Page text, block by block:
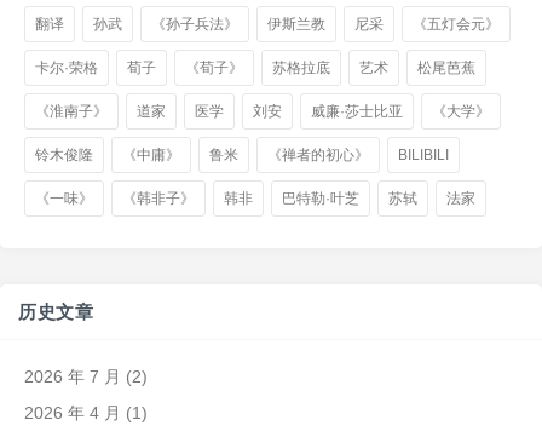
翻译 孙武 《孙子兵法》 伊斯兰教 尼采 《五灯会元》
卡尔·荣格 荀子 《荀子》 苏格拉底 艺术 松尾芭蕉
《淮南子》 道家 医学 刘安 威廉·莎士比亚 《大学》
铃木俊隆 《中庸》 鲁米 《禅者的初心》 BILIBILI
《一味》 《韩非子》 韩非 巴特勒·叶芝 苏轼 法家
历史文章
2026 年 7 月 (2)
2026 年 4 月 (1)